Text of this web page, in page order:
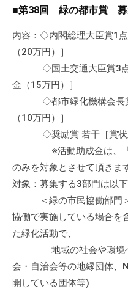
ぷ
ら
ざ
ぷ
ざ
」
、
ラ
ン
ィ
ア
動
の
d
m
■第38回 緑の都市賞 募
内容：◇内閣総理大臣賞1
（20万円）］
◇国土交通大臣賞3点以
金（15万円）］
◇都市緑化機構会長賞3
（10万円）］
◇奨励賞 若干［賞状及
※活動助成金は、「緑
のみを対象とさせて頂きま
対象：募集する3部門は以下
＜緑の市民協働部門＞
協働で実施している場合を
た緑化活動で、
地域の社会や環境へ
会・自治会等の地縁団体、
開している団体等)